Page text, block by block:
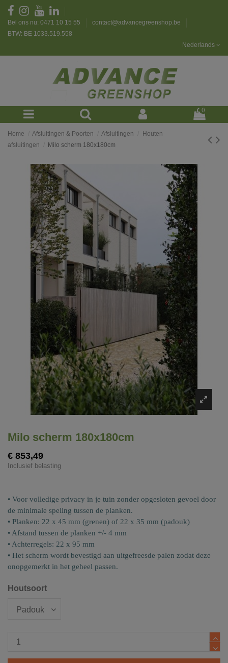
Bel ons nu: 0471 10 15 55
contact@advancegreenshop.be
BTW: BE 1033.519.558
Nederlands
0
Home Afsluitingen & Poorten Afsluitingen
Houten
afsluitingen
Milo scherm 180x180cm
Milo scherm 180x180cm
€ 853,49
Inclusief belasting
• Voor volledige privacy in je tuin zonder opgesloten gevoel door
de minimale speling tussen de planken.
• Planken: 22 x 45 mm (grenen) of 22 x 35 mm (padouk)
• Afstand tussen de planken +/- 4 mm
• Achterregels: 22 x 95 mm
• Het scherm wordt bevestigd aan uitgefreesde palen zodat deze
onopgemerkt in het geheel passen.
Houtsoort